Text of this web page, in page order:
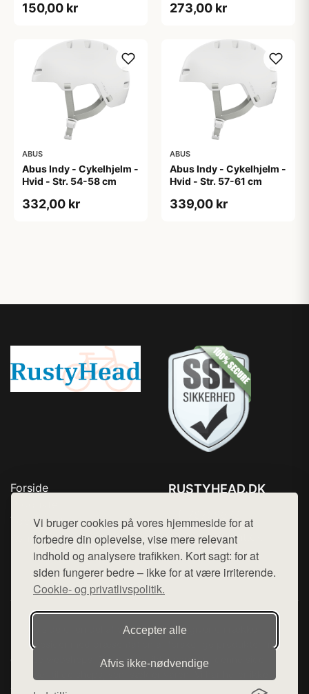
Vi bruger cookies på vores hjemmeside for at
forbedre din oplevelse, vise mere relevant
indhold og analysere trafikken. Kort sagt: for at
siden fungerer bedre – ikke for at være irriterende.
Cookie- og privatlivspolitik.
Accepter alle
Afvis ikke‑nødvendige
(Hjelmstørrelse: 46-52
150,00 kr 273,00 kr
ABUS
Abus Indy - Cykelhjelm -
Hvid - Str. 54-58 cm
332,00 kr
ABUS
Abus Indy - Cykelhjelm -
Hvid - Str. 57-61 cm
339,00 kr
Forside
Top Rabatter
Kontakt
RUSTYHEAD.DK
Mail: hej@want.dk
Cookie- og privatlivspolitik
Denne side er en del af want.dk, der udgiver en række
hjemmesider med præsentation af forskellige produkter fra
diverse webshops. Der sælges ikke varer fra denne side - vi
varerne på lager.